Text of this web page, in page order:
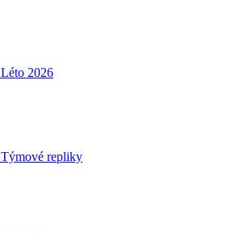
Léto 2026
Týmové repliky